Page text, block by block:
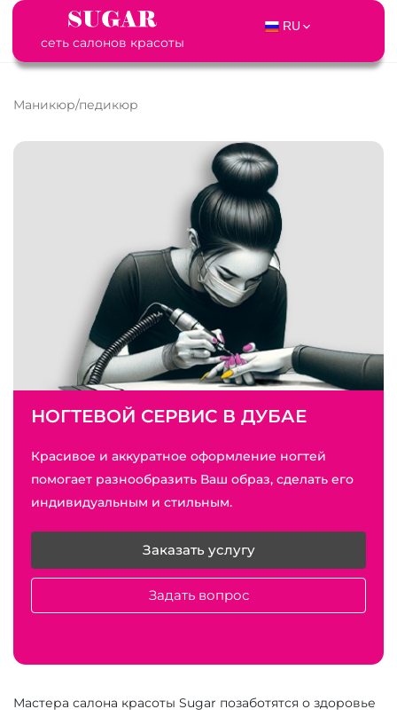
сеть салонов красоты
RU
Маникюр/педикюр
НОГТЕВОЙ СЕРВИС В ДУБАЕ
Красивое и аккуратное оформление ногтей
помогает разнообразить Ваш образ, сделать его
индивидуальным и стильным.
Заказать услугу
Задать вопрос
Мастера салона красоты Sugar позаботятся о здоровье